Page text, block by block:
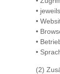
•
•
•
•
•
(2)